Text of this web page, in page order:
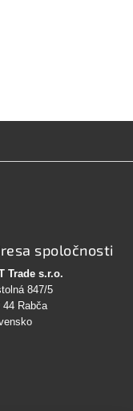
spoločnosti
Trade s.r.o.
847/5
44 Rabča